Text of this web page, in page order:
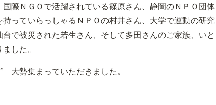
際ＮＧＯで活躍されている篠原さん、静岡のＮＰＯ団体
っていらっしゃるＮＰＯの村井さん、大学で運動の研究
で被災された若生さん、そして多田さんのご家族、いと
した。
大勢集まっていただきました。